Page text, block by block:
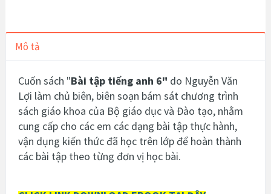
Mô tả
Cuốn sách "Bài tập tiếng anh 6" do Nguyễn Văn
Lợi làm chủ biên, biên soạn bám sát chương trình
sách giáo khoa của Bộ giáo dục và Đào tạo, nhằm
cung cấp cho các em các dạng bài tập thực hành,
vận dụng kiến thức đã học trên lớp để hoàn thành
các bài tập theo từng đơn vị học bài.